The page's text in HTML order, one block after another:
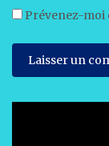
Prévenez-moi